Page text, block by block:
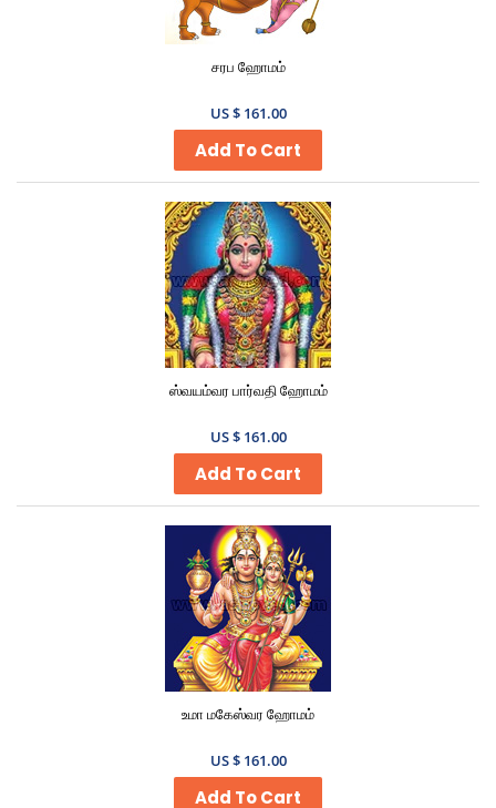
சரப ஹோமம்
US $ 161.00
Add To Cart
ஸ்வயம்வர பார்வதி ஹோமம்
US $ 161.00
Add To Cart
உமா மகேஸ்வர ஹோமம்
US $ 161.00
Add To Cart